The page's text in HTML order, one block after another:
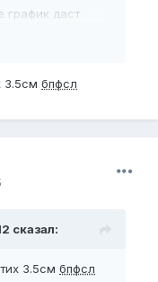
график даст
3.5см бпфсл
сказал:
3.5см бпфсл